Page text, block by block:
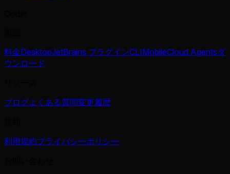
料金DesktopJetBrains プラグインCLIMobileCloud Agentsダ
ウンロード
ブログよくある質問変更履歴
利用規約プライバシーポリシー